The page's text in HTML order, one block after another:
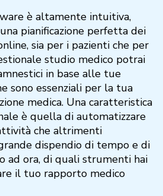
è altamente intuitiva,
pianificazione perfetta dei
sia per i pazienti che per
studio medico potrai
in base alle tue
sono essenziali per la tua
medica. Una caratteristica
è quella di automatizzare
che altrimenti
dispendio di tempo e di
ad ora, di quali strumenti hai
il tuo rapporto medico